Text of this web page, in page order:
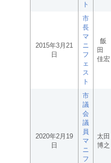
ト
2015年3月21
日
市
長
マ
ニ
フ
ェ
ス
ト
飯
田
佳宏
2020年2月19
日
市
議
会
議
員
マ
ニ
フ
太田
博之